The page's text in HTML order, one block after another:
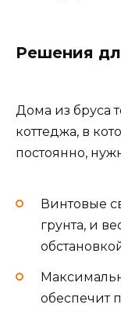
Решения
Дома из бруса
коттеджа, в
постоянно,
Винтовые
грунта, и
обеспечит